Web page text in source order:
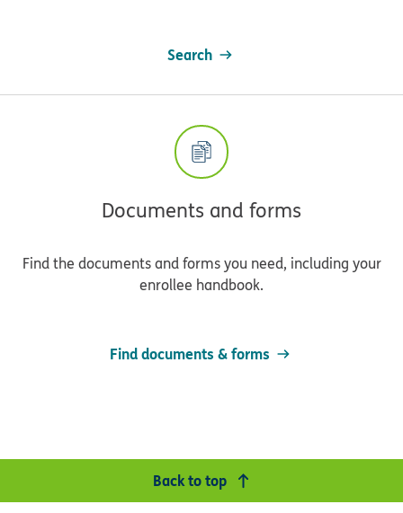
Search
Documents and forms
Find the documents and forms you need, including your
enrollee handbook.
Find documents & forms
Back to top